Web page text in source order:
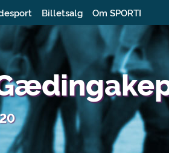
Billetsalg Om SPORTI